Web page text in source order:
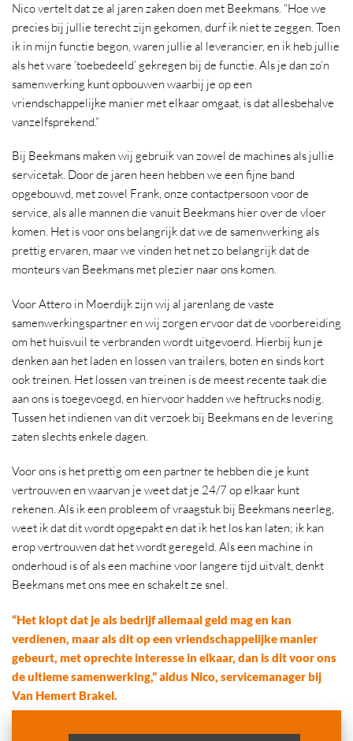
Nico vertelt dat ze al jaren zaken doen met Beekmans. “Hoe we
precies bij jullie terecht zijn gekomen, durf ik niet te zeggen. Toen
ik in mijn functie begon, waren jullie al leverancier, en ik heb jullie
als het ware ’toebedeeld’ gekregen bij de functie. Als je dan zo’n
samenwerking kunt opbouwen waarbij je op een
vriendschappelijke manier met elkaar omgaat, is dat allesbehalve
vanzelfsprekend.”
Bij Beekmans maken wij gebruik van zowel de machines als jullie
servicetak. Door de jaren heen hebben we een fijne band
opgebouwd, met zowel Frank, onze contactpersoon voor de
service, als alle mannen die vanuit Beekmans hier over de vloer
komen. Het is voor ons belangrijk dat we de samenwerking als
prettig ervaren, maar we vinden het net zo belangrijk dat de
monteurs van Beekmans met plezier naar ons komen.
Voor Attero in Moerdijk zijn wij al jarenlang de vaste
samenwerkingspartner en wij zorgen ervoor dat de voorbereiding
om het huisvuil te verbranden wordt uitgevoerd. Hierbij kun je
denken aan het laden en lossen van trailers, boten en sinds kort
ook treinen. Het lossen van treinen is de meest recente taak die
aan ons is toegevoegd, en hiervoor hadden we heftrucks nodig.
Tussen het indienen van dit verzoek bij Beekmans en de levering
zaten slechts enkele dagen.
Voor ons is het prettig om een partner te hebben die je kunt
vertrouwen en waarvan je weet dat je 24/7 op elkaar kunt
rekenen. Als ik een probleem of vraagstuk bij Beekmans neerleg,
weet ik dat dit wordt opgepakt en dat ik het los kan laten; ik kan
erop vertrouwen dat het wordt geregeld. Als een machine in
onderhoud is of als een machine voor langere tijd uitvalt, denkt
Beekmans met ons mee en schakelt ze snel.
“Het klopt dat je als bedrijf allemaal geld mag en kan
verdienen, maar als dit op een vriendschappelijke manier
gebeurt, met oprechte interesse in elkaar, dan is dit voor ons
de ultieme samenwerking,” aldus Nico, servicemanager bij
Van Hemert Brakel.